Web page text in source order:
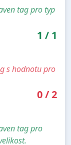
tag pro typ
1 / 1
s hodnotu pro
0/2
tag pro